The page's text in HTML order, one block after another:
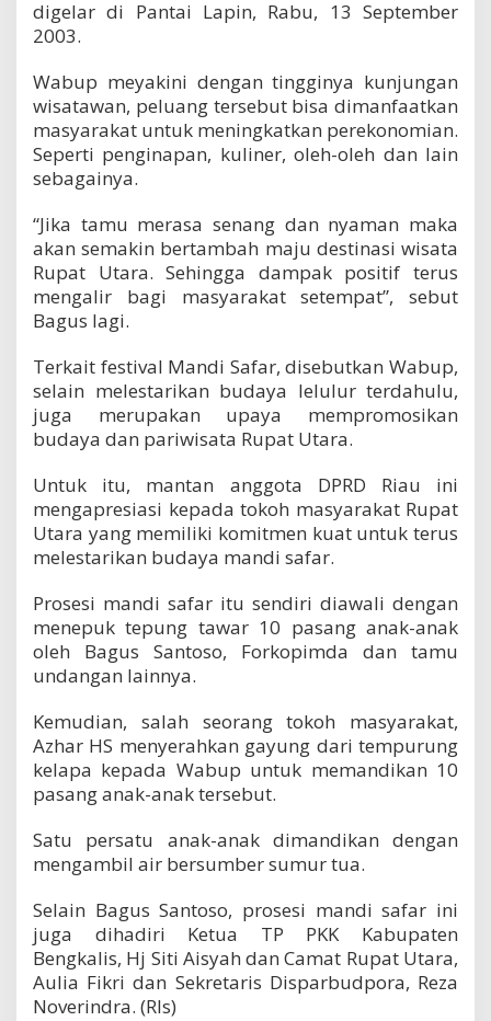
d
c
a
r
a
M
S
a
f
a
digelar di Pantai Lapin, Rabu, 13 September
2003.
Wabup meyakini dengan tingginya kunjungan
wisatawan, peluang tersebut bisa dimanfaatkan
masyarakat untuk meningkatkan perekonomian.
Seperti penginapan, kuliner, oleh-oleh dan lain
sebagainya.
“Jika tamu merasa senang dan nyaman maka
akan semakin bertambah maju destinasi wisata
Rupat Utara. Sehingga dampak positif terus
mengalir bagi masyarakat setempat”, sebut
Bagus lagi.
Terkait festival Mandi Safar, disebutkan Wabup,
selain melestarikan budaya lelulur terdahulu,
juga merupakan upaya mempromosikan
budaya dan pariwisata Rupat Utara.
Untuk itu, mantan anggota DPRD Riau ini
mengapresiasi kepada tokoh masyarakat Rupat
Utara yang memiliki komitmen kuat untuk terus
melestarikan budaya mandi safar.
Prosesi mandi safar itu sendiri diawali dengan
menepuk tepung tawar 10 pasang anak-anak
oleh Bagus Santoso, Forkopimda dan tamu
undangan lainnya.
Kemudian, salah seorang tokoh masyarakat,
Azhar HS menyerahkan gayung dari tempurung
kelapa kepada Wabup untuk memandikan 10
pasang anak-anak tersebut.
Satu persatu anak-anak dimandikan dengan
mengambil air bersumber sumur tua.
Selain Bagus Santoso, prosesi mandi safar ini
juga dihadiri Ketua TP PKK Kabupaten
Bengkalis, Hj Siti Aisyah dan Camat Rupat Utara,
Aulia Fikri dan Sekretaris Disparbudpora, Reza
Noverindra. (Rls)